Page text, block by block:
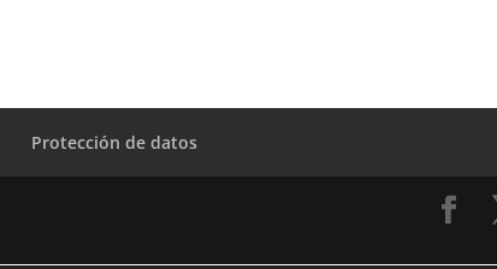
Protección de datos